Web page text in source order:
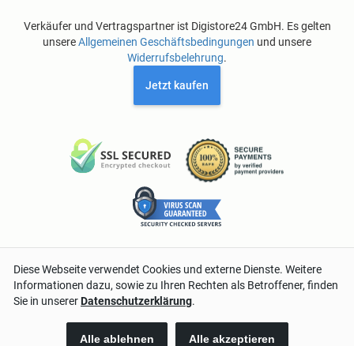
Verkäufer und Vertragspartner ist Digistore24 GmbH. Es gelten
unsereAllgemeinen Geschäftsbedingungen und unsere
Widerrufsbelehrung.
Jetzt kaufen